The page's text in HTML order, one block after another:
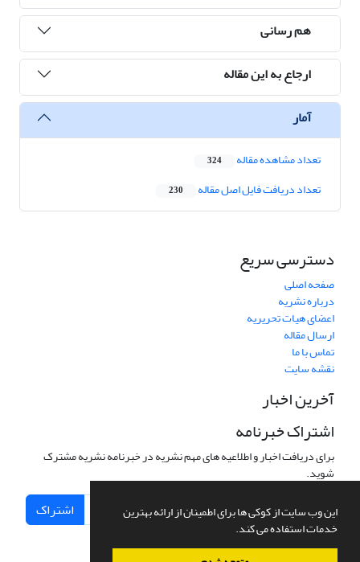
این وب سایت از کوکی ها برای اطمینان از ارائه بهترین
خدمات استفاده می کند.
هم رسانی
ارجاع به این مقاله
آمار
تعداد مشاهده مقاله 324
تعداد دریافت فایل اصل مقاله 230
دسترسی سریع
صفحه اصلی
درباره نشریه
اعضای هیات تحریریه
ارسال مقاله
تماس با ما
نقشه سایت
آخرین اخبار
اشتراک خبرنامه
برای دریافت اخبار و اطلاعیه های مهم نشریه در خبرنامه نشریه مشترک
شوید.
اشتراک